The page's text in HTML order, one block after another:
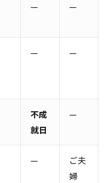
— —
— —
不成
就日
—
—
ご夫
婦